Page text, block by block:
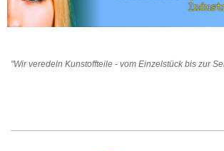
"Wir veredeln Kunstoffteile - vom Einzelstück bis zur